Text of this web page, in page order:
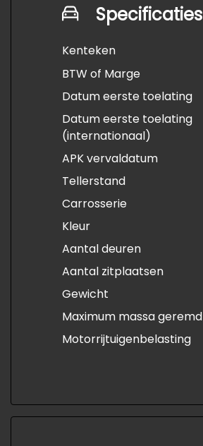
Specificaties
Kenteken
BTW of Marge
Datum eerste toelating
Datum eerste toelating
(internationaal)
APK vervaldatum
Tellerstand
Carrosserie
Kleur
Aantal deuren
Aantal zitplaatsen
Gewicht
Maximum massa geremd
Motorrijtuigenbelasting